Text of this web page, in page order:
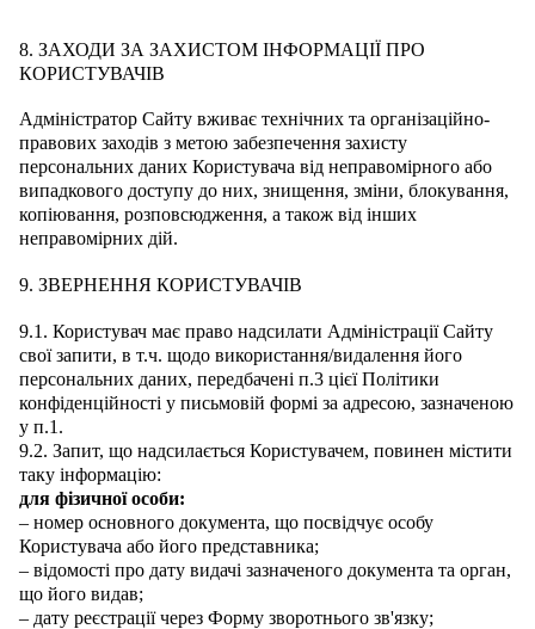
8. ЗАХОДИ ЗА ЗАХИСТОМ ІНФОРМАЦІЇ ПРО
КОРИСТУВАЧІВ
Адміністратор Сайту вживає технічних та організаційно-
правових заходів з метою забезпечення захисту
персональних даних Користувача від неправомірного або
випадкового доступу до них, знищення, зміни, блокування,
копіювання, розповсюдження, а також від інших
неправомірних дій.
9. ЗВЕРНЕННЯ КОРИСТУВАЧІВ
9.1. Користувач має право надсилати Адміністрації Сайту
свої запити, в т.ч. щодо використання/видалення його
персональних даних, передбачені п.3 цієї Політики
конфіденційності у письмовій формі за адресою, зазначеною
у п.1.
9.2. Запит, що надсилається Користувачем, повинен містити
таку інформацію:
для фізичної особи:
– номер основного документа, що посвідчує особу
Користувача або його представника;
– відомості про дату видачі зазначеного документа та орган,
що його видав;
– дату реєстрації через Форму зворотнього зв'язку;